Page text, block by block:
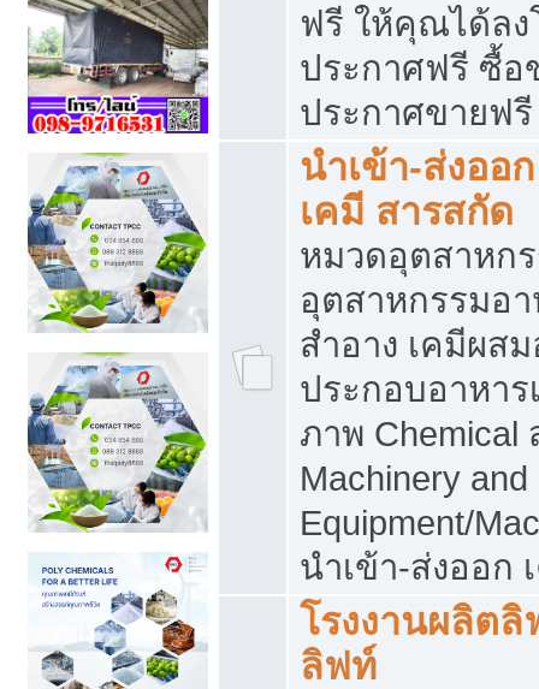
ฟรี ให้คุณได้ล
ประกาศฟรี ซื้อ
ประกาศขายฟรี
นำเข้า-ส่งออ
เคมี สารสกัด
หมวดอุตสาหก
อุตสาหกรรมอา
สำอาง เคมีผส
ประกอบอาหาร
ภาพ Chemical
Machinery
Equipment/
นำเข้า-ส่งออก
โรงงานผลิต
ลิฟท์